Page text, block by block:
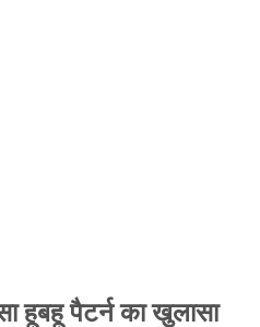
हूबहू पैटर्न का खुलासा